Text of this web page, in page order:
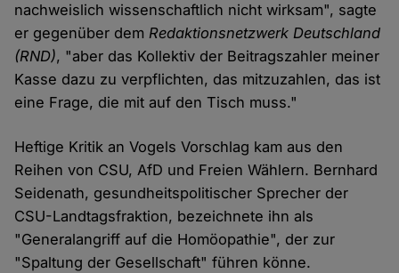
nachweislich wissenschaftlich nicht wirksam", sagte
er gegenüber demRedaktionsnetzwerk Deutschland
(RND), "aber das Kollektiv der Beitragszahler meiner
Kasse dazu zu verpflichten, das mitzuzahlen, das ist
eine Frage, die mit auf den Tisch muss."
Heftige Kritik an Vogels Vorschlag kam aus den
Reihen von CSU, AfD und Freien Wählern. Bernhard
Seidenath, gesundheitspolitischer Sprecher der
CSU-Landtagsfraktion, bezeichnete ihn als
"Generalangriff auf die Homöopathie", der zur
"Spaltung der Gesellschaft" führen könne.